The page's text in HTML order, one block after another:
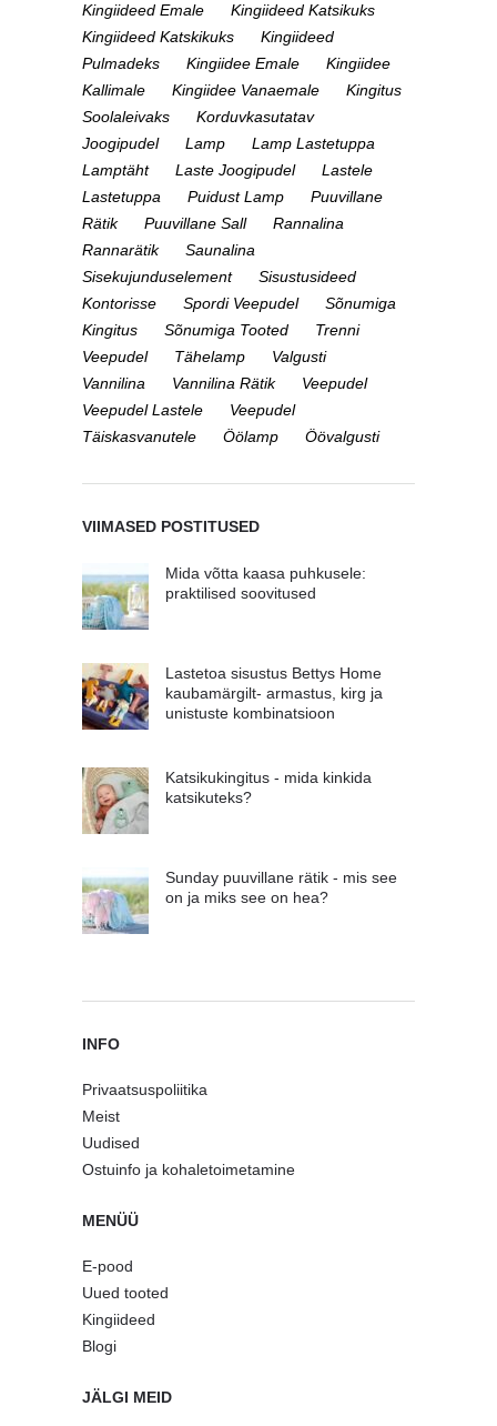
Kingiideed Emale
Kingiideed Katsikuks
Kingiideed Katskikuks
Kingiideed
Pulmadeks
Kingiidee Emale
Kingiidee
Kallimale
Kingiidee Vanaemale
Kingitus
Soolaleivaks
Korduvkasutatav
Joogipudel
Lamp
Lamp Lastetuppa
Lamptäht
Laste Joogipudel
Lastele
Lastetuppa
Puidust Lamp
Puuvillane
Rätik
Puuvillane Sall
Rannalina
Rannarätik
Saunalina
Sisekujunduselement
Sisustusideed
Kontorisse
Spordi Veepudel
Sõnumiga
Kingitus
Sõnumiga Tooted
Trenni
Veepudel
Tähelamp
Valgusti
Vannilina
Vannilina Rätik
Veepudel
Veepudel Lastele
Veepudel
Täiskasvanutele
Öölamp Öövalgusti
VIIMASED POSTITUSED
Mida võtta kaasa puhkusele:
praktilised soovitused
Lastetoa sisustus Bettys Home
kaubamärgilt- armastus, kirg ja
unistuste kombinatsioon
Katsikukingitus - mida kinkida
katsikuteks?
Sunday puuvillane rätik - mis see
on ja miks see on hea?
INFO
Privaatsuspoliitika
Meist
Uudised
Ostuinfo ja kohaletoimetamine
MENÜÜ
E-pood
Uued tooted
Kingiideed
Blogi
JÄLGI MEID